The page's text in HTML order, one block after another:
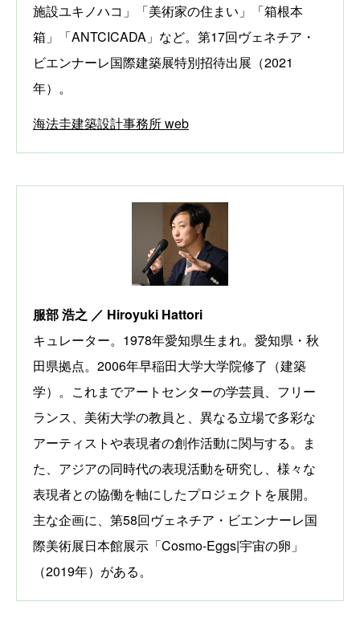
施設ユキノハコ」「美術家の住まい」「箱根本
箱」「ANTCICADA」など。第17回ヴェネチア・
ビエンナーレ国際建築展特別招待出展（2021
年）。
海法圭建築設計事務所 web
服部 浩之 ／ Hiroyuki Hattori
キュレーター。1978年愛知県生まれ。愛知県・秋
田県拠点。2006年早稲田大学大学院修了（建築
学）。これまでアートセンターの学芸員、フリー
ランス、美術大学の教員と、異なる立場で多彩な
アーティストや表現者の創作活動に関与する。ま
た、アジアの同時代の表現活動を研究し、様々な
表現者との協働を軸にしたプロジェクトを展開。
主な企画に、第58回ヴェネチア・ビエンナーレ国
際美術展日本館展示「Cosmo-Eggs|宇宙の卵」
（2019年）がある。